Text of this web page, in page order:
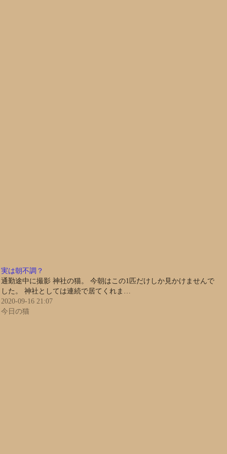
実は朝不調？
通勤途中に撮影 神社の猫。 今朝はこの1匹だけしか見かけませんで
した。 神社としては連続で居てくれま…
2020-09-16 21:07
今日の猫